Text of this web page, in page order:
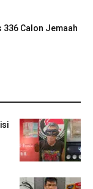
336 Calon Jemaah